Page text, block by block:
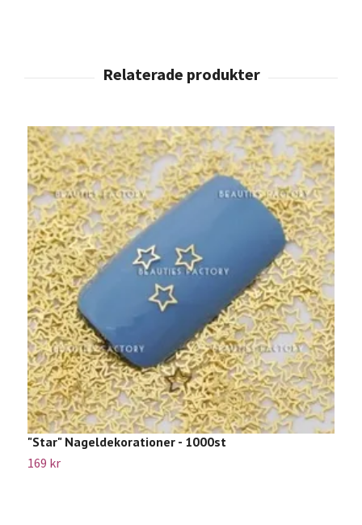
"Star" Nageldekorationer - 1000st
169 kr